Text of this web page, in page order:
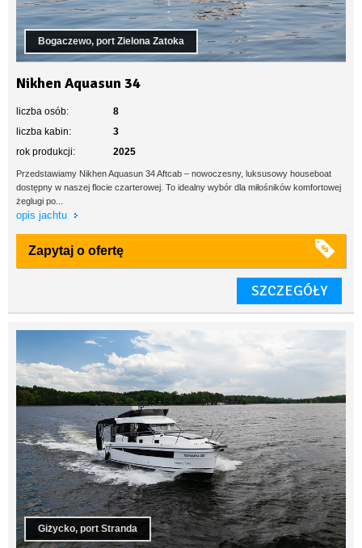
Bogaczewo, port Zielona Zatoka
Nikhen Aquasun 34
liczba osób:
8
liczba kabin:
3
rok produkcji:
2025
Przedstawiamy Nikhen Aquasun 34 Aftcab – nowoczesny, luksusowy houseboat
dostępny w naszej flocie czarterowej. To idealny wybór dla miłośników komfortowej
żeglugi po...
opis jachtu
Zapytaj o ofertę
SZCZEGÓŁY
Giżycko, port Stranda